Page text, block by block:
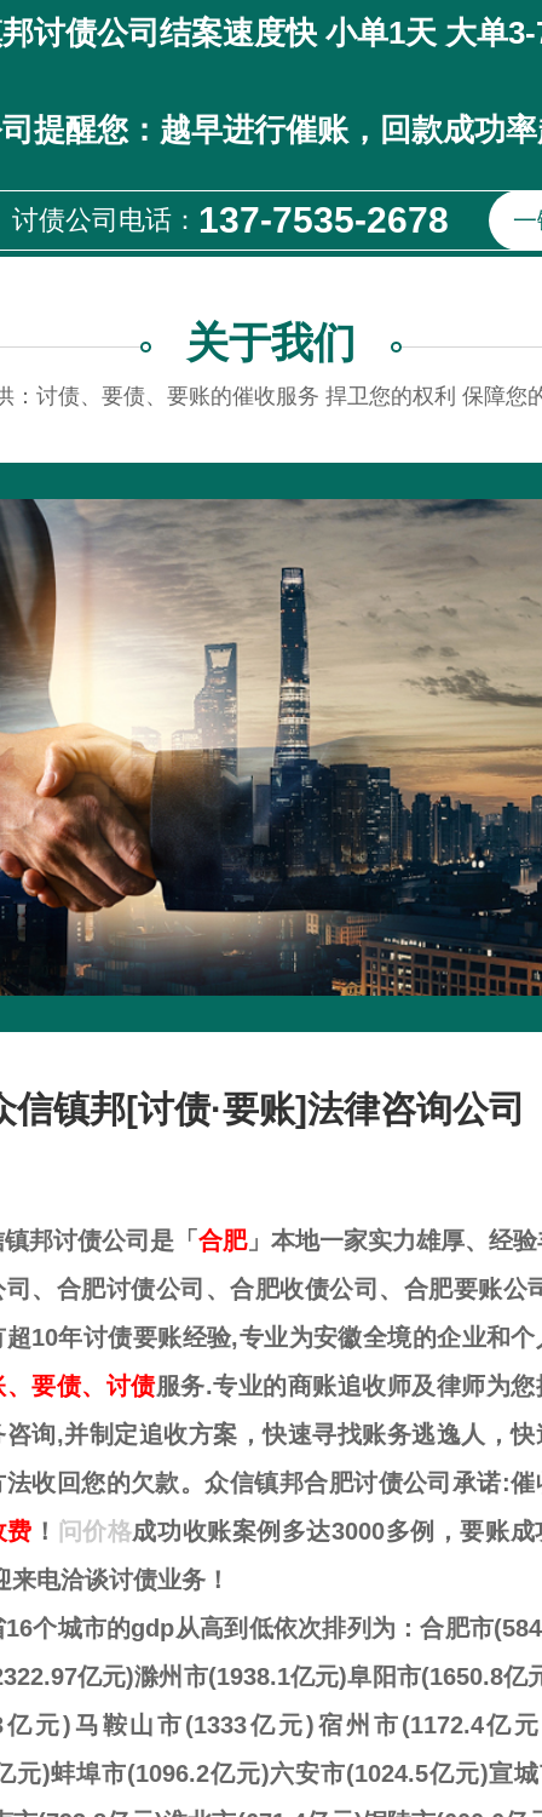
讨债公司结案速度快 小单1天 大单
提醒您：越早进行催账，回款成功
讨债公司电话： 137-7535-2678
关于我们
：讨债、要债、要账的催收服务 捍卫您的权利 保障您
信镇邦[讨债·要账]法律咨询公司
邦讨债公司是「 合肥」本地一家实力雄厚、经
司、合肥讨债公司、合肥收债公司、合肥要账公
超10年讨债要账经验,专业为安徽全境的企业和个
、要债、讨债服务.专业的商账追收师及律师为您
咨询,并制定追收方案，快速寻找账务逃逸人，快
法收回您的欠款。众信镇邦合肥讨债公司承诺:催
费 ！ 问价格成功收账案例多达3000多例，要账成
来电洽谈讨债业务！
个城市的gdp从高到低依次排列为：合肥市
亿元)滁州市(1938.1亿元)阜阳市(1650.8亿
亿元)马鞍山市(1333亿元)宿州市(1172.4亿
元)蚌埠市(1096.2亿元)六安市(1024.5亿元)宣